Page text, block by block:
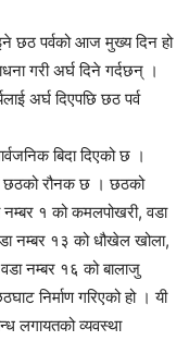
छठ पर्वको आज मुख्य दिन हो
गरी अर्घ दिने गर्दछन् ।
अर्घ दिएपछि छठ पर्व
बिदा दिएको छ ।
छठको रौनक छ । छठको
नम्बर १ को कमलपोखरी, वडा
नम्बर १३ को धौखेल खोला,
नम्बर १६ को बालाजु
निर्माण गरिएको हो । यी
लगायतको व्यवस्था